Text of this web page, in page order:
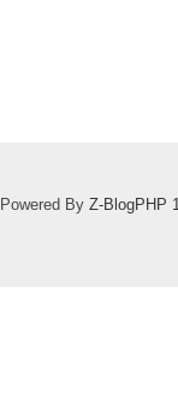
Powered By Z-BlogPHP